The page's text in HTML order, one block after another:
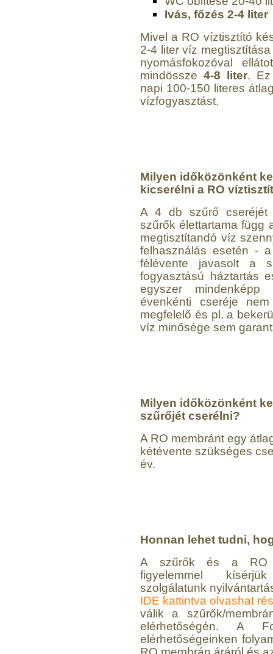
Ivás, főzés 2-4 liter
Mivel a RO víztisztító
2-4 liter víz
nyomásfokozóval
mindössze4-8 liter. Ez
napi 100-150 literes
vízfogyasztást.
Milyen időközönként
kicserélni a RO
A 4 db szűrő cseréjét
szűrők élettartama függ
megtisztítandó víz
felhasználás esetén -
félévente javasolt a
fogyasztású háztartás
egyszer
évenkénti cseréje
megfelelő és pl. a
víz minősége sem
Milyen időközönként
szűrőjét cserélni?
A RO membránt egy
kétévente szükséges
év.
Honnan lehet tudni,
A szűrők és a RO
figyelemmel
szolgálatunk
IDE kattintva olvashat
válik a szűrők/
elérhetőségén. A
elérhetőségeinken